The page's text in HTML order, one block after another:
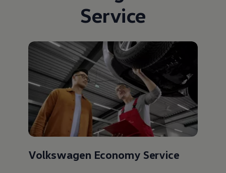
Service
Volkswagen Economy Service